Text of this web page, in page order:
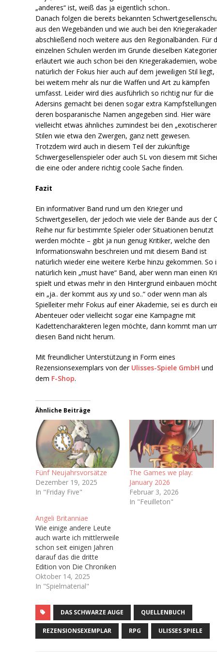
„anderes“ ist, weiß das ja eigentlich schon..
Danach folgen die bereits bekannten
aus den Wegebänden und wie auch bei den
abschließend noch weitere aus den Regionalbänden. Für
einzelnen Schulen werden im Grunde dieselben
erläutert wie auch schon bei den Kriegerakademien,
natürlich der Fokus hier auch auf dem jeweiligen Stil liegt,
bei weitem mehr als nur die Waffen und Art zu kämpfen
umfasst. Leider wird dies ausführlich so richtig nur für die
Adersins gemacht bei denen sogar extra
deren bosparanische Namen angegeben sind. Hier wäre
vielleicht etwas ähnliches zumindest bei den
Stilen wie etwa den Zwergen, ganz nett gewesen.
Trotzdem wird auch in diesem Teil der zukünftige
Schwergesellenspieler oder auch SL von diesem mit
die eine oder andere richtig coole Sache finden.
Fazit
Ein informativer Band rund um den Krieger und
Schwertgesellen, der jedoch wie viele der Bände aus der
Reihe nur für bestimmte Spieler oder Situationen benutzt
werden möchte – gibt ja nun genug Kritiker, welche den
Informationswahn beschreien und mit diesem Band ist
natürlich wieder eine weitere Kerbe hinzu gekommen. So
natürlich kein „must have“ Band, aber wenn man einen
spielt und etwas mehr in den Hintergrund einbauen
ein „ja.. der kommt aus xy und so..“ oder wenn man als
Spielleiter mehr Fokus auf einer Akademie, sei es durch
Abenteuer oder vielleicht sogar eine Kampagne mit
Kadettencharakteren legen möchte, dann kommt man
diesen Band nicht herum.
Mit freundlicher Unterstützung in Form eines
Rezensionsexemplars von der Ulisses-Spiele GmbH und
dem F-Shop.
Ähnliche Beiträge
Fünf Neujahrsvorsätze
Dezember 19, 2025
In "Friday Five"
The Games we play:
January 2026
Februar 3, 2026
In "Feuilleton"
Angeli Britanniae
Wie einige andere Leute
auch warte ich mittlerweile
schon seit einigen Jahren
darauf das die dritte
Edition von Die Chroniken
der Engel (Vulgo: Engel),
welche ja irgendwann bald
erblicken soll. Hoffentlich.
Immerhin haben wir ja
schon ein Playtest-
Dokument bekommen Ich
Oktober 14, 2025
In "Spielmaterial"
DAS SCHWARZE AUGE QUELLENBUCH
REZENSIONSEXEMPLAR RPG ULISSES SPIELE